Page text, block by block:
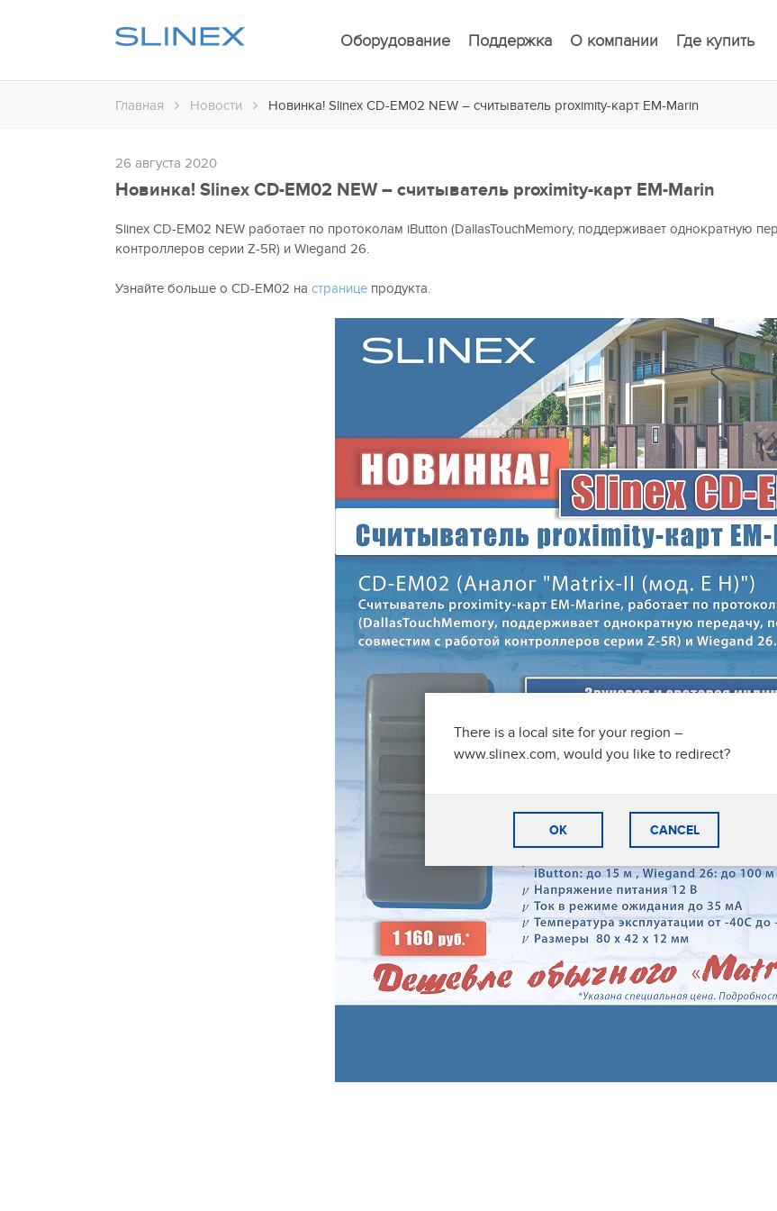
Оборудование Поддержка О компании Где купить
Главная Новости Новинка! Slinex CD-EM02 NEW – считыватель proximity-карт EM-Marin
26 августа 2020
Новинка! Slinex CD-EM02 NEW – считыватель proximity-карт EM-Marin
Slinex CD-EM02 NEW работает по протоколам iButton (DallasTouchMemory, поддерживает однократную
контроллеров серии Z-5R) и Wiegand 26.
Узнайте больше о CD-EM02 на страницепродукта.
There is a local site for your region –
www.slinex.com, would you like to redirect?
OK CANCEL